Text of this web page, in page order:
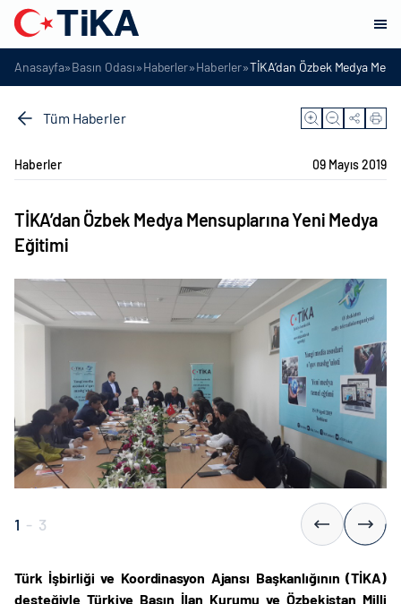
Anasayfa»Basın Odası»Haberler»Haberler»TİKA’dan Özbek Medya
Tüm Haberler
Haberler 09 Mayıs 2019
TİKA’dan Özbek Medya Mensuplarına Yeni Medya
Eğitimi
1 - 3
Türk İşbirliği ve Koordinasyon Ajansı Başkanlığının (TİKA)
desteğiyle Türkiye Basın İlan Kurumu ve Özbekistan Milli